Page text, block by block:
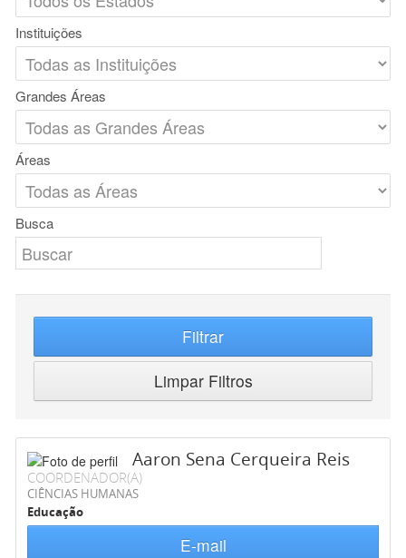
Instituições
Grandes Áreas
Áreas
Busca
Filtrar
Limpar Filtros
Aaron Sena Cerqueira Reis
COORDENADOR(A)
CIÊNCIAS HUMANAS
Educação
E-mail